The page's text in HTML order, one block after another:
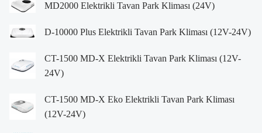
MD2000 Elektrikli Tavan Park Kliması (24V)
D-10000 Plus Elektrikli Tavan Park Kliması (12V-24V)
CT-1500 MD-X Elektrikli Tavan Park Kliması (12V-
24V)
CT-1500 MD-X Eko Elektrikli Tavan Park Kliması
(12V-24V)